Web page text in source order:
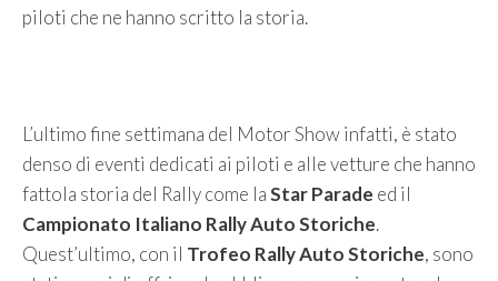
piloti che ne hanno scritto la storia.
L’ultimo fine settimana del Motor Show infatti, è stato
denso di eventi dedicati ai piloti e alle vetture che hanno
fattola storia del Rally come laStar Parade ed il
Campionato Italiano Rally Auto Storiche.
Quest’ultimo, con il Trofeo Rally Auto Storiche, sono